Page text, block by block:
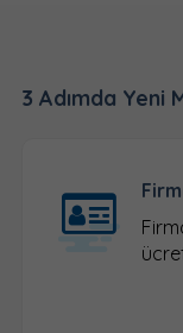
3 Adımda Yeni